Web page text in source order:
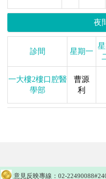
夜
診間 星期一
一大樓2樓口腔醫
學部
曹源
利
意見反映專線：02-